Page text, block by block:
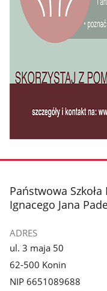
stopka
Państwowa
Ignacego Jana
ADRES
ul. 3 maja 50
62-500 Konin
NIP 6651089688